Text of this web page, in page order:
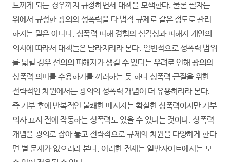
느끼게 되는 경우까지 규정하면서 대책을 모색한다. 물론 필자는
위에서 규정한 광의의 성폭력을 다 법적 규제로 같은 정도로 관리
하자는 말은 아니다. 성폭력 피해 경험의 심각성과 피해자 개인의
의사에 따라서 대책들은 달라지리라 본다. 일반적으로 성폭력 범위
를 넓힐 경우 선의의 피해자가 생길 수 있다는 우려로 인해 광의의
성폭력 의미를 수용하기를 꺼려하는 듯 하나 성폭력 근절을 위한
전략적인 차원에서는 광의의 성폭력 개념이 더 유용하리라 본다.
즉 거부 후에 반복적인 불쾌한 메시지는 확실한 성폭력이지만 거부
의사 표시 전에 작동하는 성폭력도 있을 수 있다는 것이다. 성폭력
개념을 광의로 잡아 놓고 전략적으로 규제의 차원을 다양하게 한다
면 별 문제가 없으리라 본다. 이러한 전제는 일반사이트에서는 모